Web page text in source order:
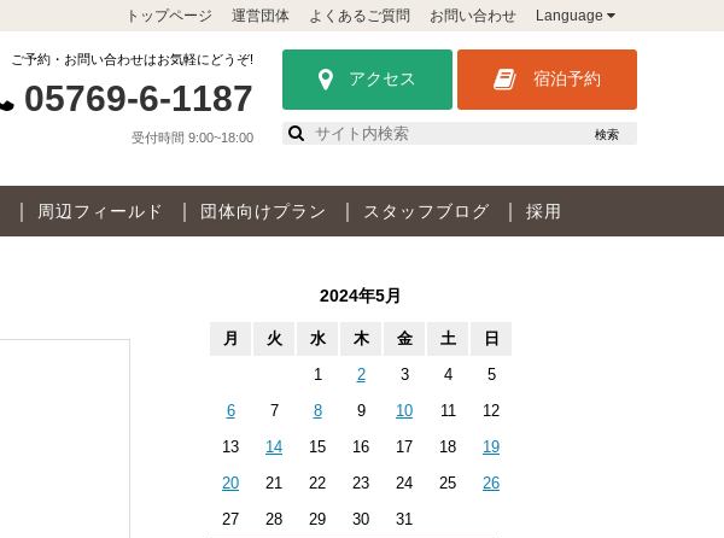
トップページ 運営団体 よくあるご質問 お問い合わせ Language
ご予約・お問い合わせはお気軽にどうぞ!
05769-6-1187
受付時間 9:00~18:00
アクセス 宿泊予約
検索
周辺フィールド 団体向けプラン スタッフブログ 採用
2024年5月
月 火 水 木 金 土
日
1
2 3 4
5
6
7 8 9 10 11
12
13
14 15 16 17 18
19
20
21 22 23 24 25
26
27
28 29 30
31